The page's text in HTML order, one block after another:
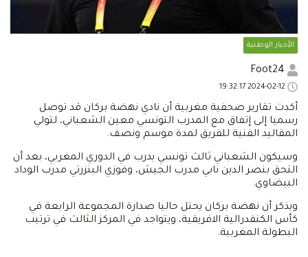
الأخبار الوطنية
أكدت تقارير صحفية مغربية أن نادي نهضة بركان قد توصل
رسميا إلى إتفاق مع المدرب التونسي معين الشعباني، لتولي
المقاليد الفنية للفريق لمدة موسم ونصف.
وسيكون الشعباني ثالث تونسي يدرب في الدوري المغربي، بعد أن
التحق بنصر الدين نابي مدرب الجيش، وفوزي البنزرتي مدرب الوداد
البيضاوي.
ويذكر أن نهضة بركان يحتل حاليا صدارة المجموعة الرابعة في
كأس الكنفدرالية الافريقية، ويتواجد في المركز الثالث في ترتيب
البطولة المغربية.